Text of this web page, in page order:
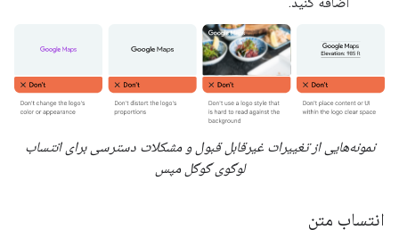
نمونه‌هایی از تغییرات غیرقابل قبول و مشکلات دسترسی برای انتساب
لوگوی گوگل مپس
انتساب متن